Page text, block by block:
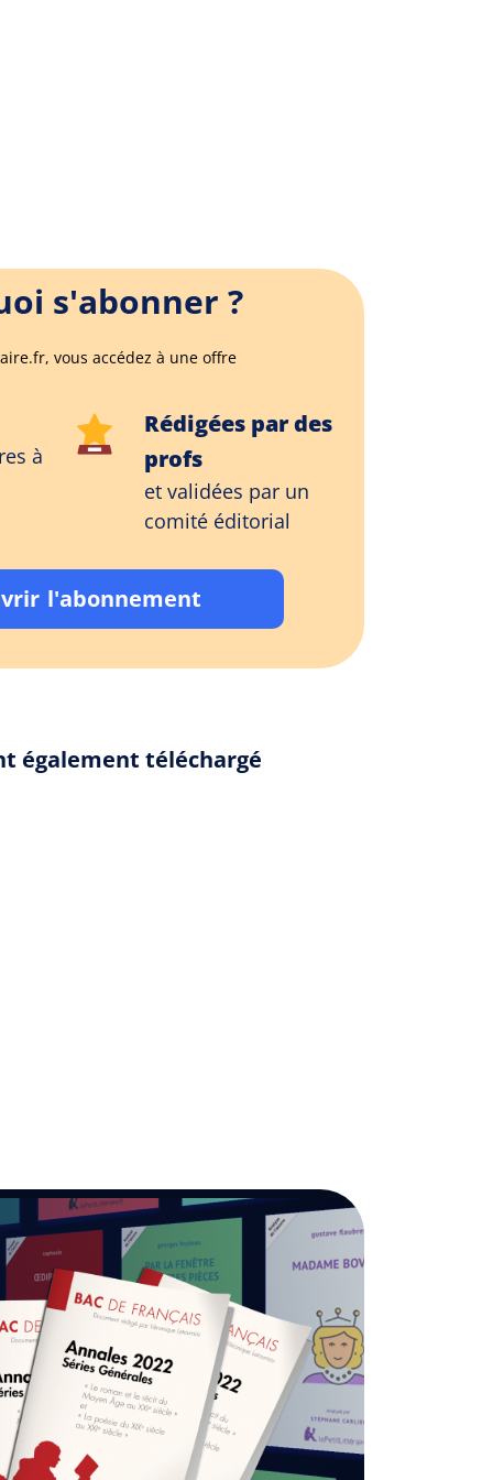
s'abonner ?
vous accédez à une offre
à
Rédigées par des
profs
et validées par un
comité éditorial
l'abonnement
également téléchargé